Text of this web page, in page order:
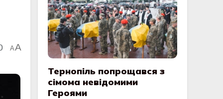
AA
Тернопіль попрощався з
сімома невідомими
Героями